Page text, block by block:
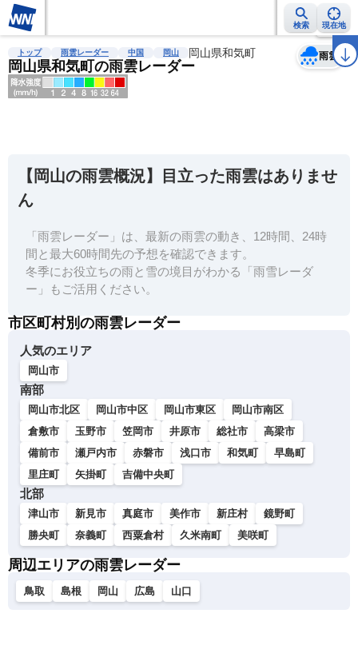
検索 現在地
雨雲レーダー 台風情報 地震情報 警報・注意報 2週間天気 ラ
トップ 雨雲レーダー 中国 岡山 岡山県和気町
岡山県和気町の雨雲レーダー
雨雲
天気 台風
【岡山の雨雲概況】目立った雨雲はありませ
ん
「雨雲レーダー」は、最新の雨雲の動き、12時間、24時
間と最大60時間先の予想を確認できます。
冬季にお役立ちの雨と雪の境目がわかる「雨雪レーダ
ー」もご活用ください。
市区町村別の雨雲レーダー
人気のエリア
岡山市
南部
岡山市北区 岡山市中区 岡山市東区
岡山市南区
倉敷市
玉野市 笠岡市 井原市 総社市
高梁市
備前市
瀬戸内市 赤磐市 浅口市 和気町
早島町
里庄町
矢掛町 吉備中央町
北部
津山市 新見市 真庭市 美作市 新庄村
鏡野町
勝央町
奈義町 西粟倉村 久米南町 美咲町
周辺エリアの雨雲レーダー
鳥取 島根 岡山 広島 山口